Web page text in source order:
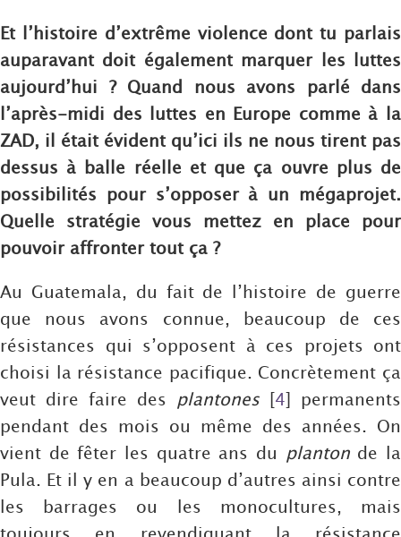
Et l’histoire d’extrême violence dont tu parlais
auparavant doit également marquer les luttes
aujourd’hui ? Quand nous avons parlé dans
l’après-midi des luttes en Europe comme à la
ZAD, il était évident qu’ici ils ne nous tirent pas
dessus à balle réelle et que ça ouvre plus de
possibilités pour s’opposer à un mégaprojet.
Quelle stratégie vous mettez en place pour
pouvoir affronter tout ça ?
Au Guatemala, du fait de l’histoire de guerre
que nous avons connue, beaucoup de ces
résistances qui s’opposent à ces projets ont
choisi la résistance pacifique. Concrètement ça
veut dire faire des plantones [4] permanents
pendant des mois ou même des années. On
vient de fêter les quatre ans du plantonde la
Pula. Et il y en a beaucoup d’autres ainsi contre
les barrages ou les monocultures, mais